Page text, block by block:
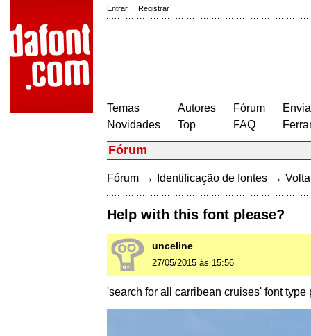
Entrar | Registrar
Temas
Novidades
Autores
Top
Fórum
FAQ
Fórum
Fórum → Identificação de fontes →
Help with this font please?
unceline
27/05/2015 às 15:56
'search for all carribean cruises' font type